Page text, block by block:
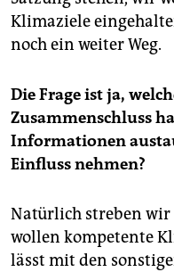
Klimaziele
noch ein weiter Weg.
Die Frage ist ja,
Zusammenschluss
Informationen
Einfluss nehmen?
Natürlich streben wir
wollen kompetente
lässt mit den